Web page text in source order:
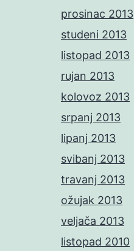
prosinac 2013
studeni 2013
listopad 2013
rujan 2013
kolovoz 2013
srpanj 2013
lipanj 2013
svibanj 2013
travanj 2013
ožujak 2013
veljača 2013
listopad 2010